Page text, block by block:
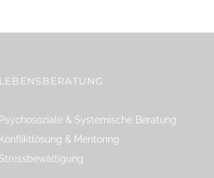
LEBENSBERATUNG
Psychosoziale & Systemische Beratung
Konfliktlösung & Mentoring
Stressbewältigung